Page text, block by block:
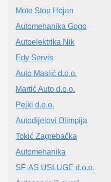
Moto Stop Hojan
Automehanika Gogo
Autoelektrika Nik
Edy Servis
Auto Maslić d.o.o.
Martić Auto d.o.o.
Pejki d.o.o.
Autodijelovi Olimpija
Tokić Zagrebačka
Automehanika
SF-AS USLUGE d.o.o.